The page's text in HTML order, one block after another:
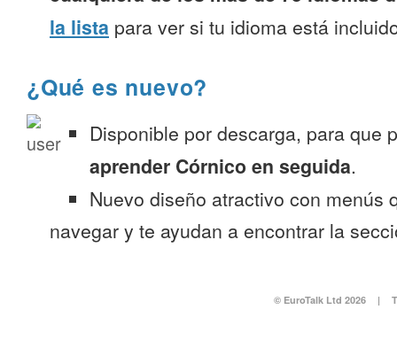
la lista para ver si tu idioma está
¿Qué es nuevo?
Disponible por descarga, para que
aprender Córnico en seguida.
Nuevo diseño atractivo con menús
navegar y te ayudan a encontrar la
© EuroTalk Ltd 2026 |